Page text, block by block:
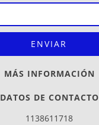
MÁS INFORMACIÓN
DATOS DE CONTACTO
1138611718